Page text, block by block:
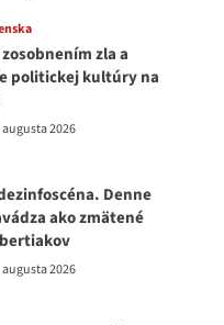
zla a
politickej kultúry na
augusta 2026
Denne
ako zmätené
augusta 2026